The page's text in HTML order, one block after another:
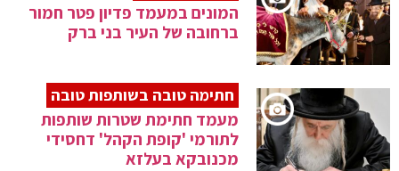
המונים במעמד פדיון פטר חמור
ברחובה של העיר בני ברק
חתימה טובה בשותפות טובה
מעמד חתימת שטרות שותפות
לתורמי 'קופת הקהל' דחסידי
מכנובקא בעלזא